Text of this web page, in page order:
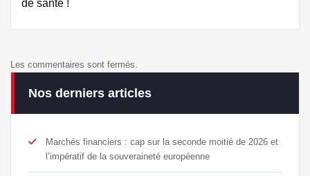
de santé !
Les commentaires sont fermés.
Nos derniers articles
Marchés financiers : cap sur la seconde moitié de 2026 et
l’impératif de la souveraineté européenne